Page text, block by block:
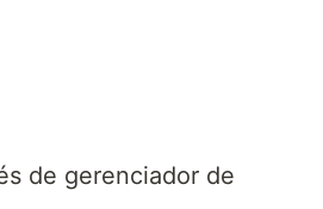
de gerenciador de